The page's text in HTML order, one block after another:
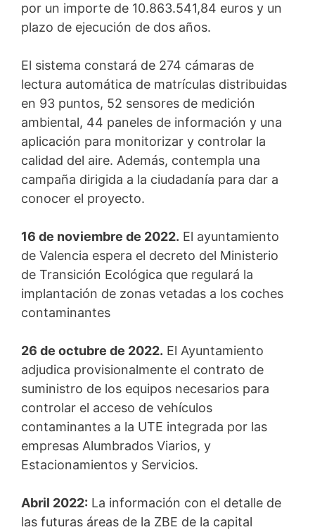
por un importe de 10.863.541,84 euros y un
plazo de ejecución de dos años.
El sistema constará de 274 cámaras de
lectura automática de matrículas distribuidas
en 93 puntos, 52 sensores de medición
ambiental, 44 paneles de información y una
aplicación para monitorizar y controlar la
calidad del aire. Además, contempla una
campaña dirigida a la ciudadanía para dar a
conocer el proyecto.
16 de noviembre de 2022. El ayuntamiento
de Valencia espera el decreto del Ministerio
de Transición Ecológica que regulará la
implantación de zonas vetadas a los coches
contaminantes
26 de octubre de 2022. El Ayuntamiento
adjudica provisionalmente el contrato de
suministro de los equipos necesarios para
controlar el acceso de vehículos
contaminantes a la UTE integrada por las
empresas Alumbrados Viarios, y
Estacionamientos y Servicios.
Abril 2022: La información con el detalle de
las futuras áreas de la ZBE de la capital